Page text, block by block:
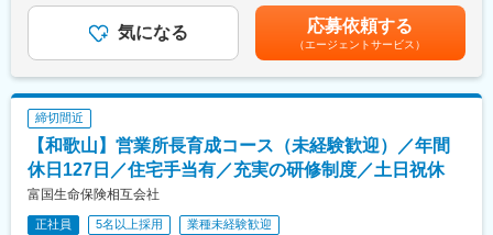
採用育成マネージャー⇒営業所長⇒支社長⇒営業局長⇒本部長
※モデル年収
採用育成マネージャー：420～878万円※平均640万円
同社の魅力
■圧倒的な早期キャリアUP
金融機関では、営業管理職登用に長い期間を要しますが、同社で
は最短3年目で営業管理職登用を目指せます。
向けて2年間の充実したカリキュラムを実施します。そのため地方
じて上下する可能性があります。月給(月額)は固定手当を含めた表
記です。気になる 応募依頼する
（エージェントサービス）
締切間近
【和歌山】営業所長育成コース（未経験歓迎）／年間
休日127日／住宅手当有／充実の研修制度／土日祝休
富国生命保険相互会社
正社員 5名以上採用 業種未経験歓迎